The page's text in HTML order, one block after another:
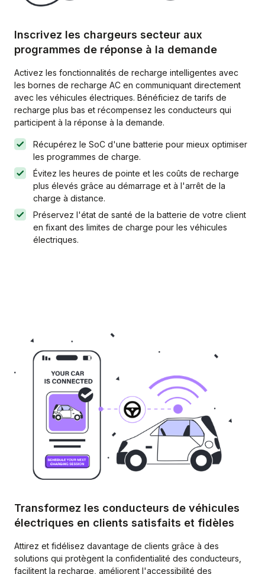
Inscrivez les chargeurs secteur aux
programmes de réponse à la demande
Activez les fonctionnalités de recharge intelligentes avec
les bornes de recharge AC en communiquant directement
avec les véhicules électriques. Bénéficiez de tarifs de
recharge plus bas et récompensez les conducteurs qui
participent à la réponse à la demande.
Récupérez le SoC d'une batterie pour mieux optimiser
les programmes de charge.
Évitez les heures de pointe et les coûts de recharge
plus élevés grâce au démarrage et à l'arrêt de la
charge à distance.
Préservez l'état de santé de la batterie de votre client
en fixant des limites de charge pour les véhicules
électriques.
Transformez les conducteurs de véhicules
électriques en clients satisfaits et fidèles
Attirez et fidélisez davantage de clients grâce à des
solutions qui protègent la confidentialité des conducteurs,
facilitent la recharge, améliorent l'accessibilité des